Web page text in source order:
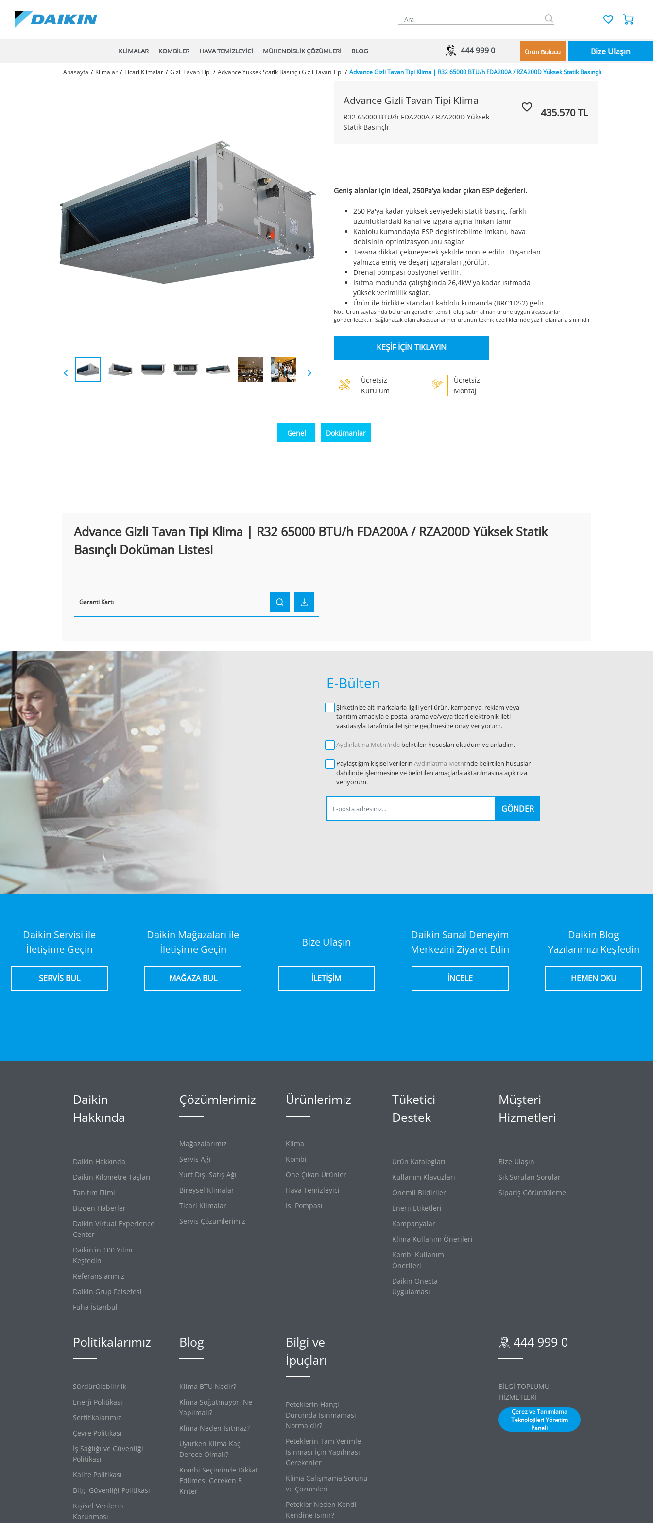
KLİMALAR KOMBİLER HAVA TEMİZLEYİCİ MÜHENDİSLİK ÇÖZÜMLERİ Ürün Bulucu
BLOG Bize Ulaşın
444 999 0
Anasayfa Klimalar Ticari Klimalar Gizli Tavan Tipi Advance Yüksek Statik Basınçlı Gizli Tavan Tipi Advance Gizli Tavan Tipi Klima | R32 65000 BTU/h FDA200A / RZA200D Yüksek Statik Basınçlı
Advance Gizli Tavan Tipi Klima
R32 65000 BTU/h FDA200A / RZA200D Yüksek
Statik Basınçlı
435.570 TL
Geniş alanlar için ideal, 250Pa'ya kadar çıkan ESP değerleri.
250 Pa'ya kadar yüksek seviyedeki statik basınç, farklı
uzunluklardaki kanal ve ızgara agına imkan tanır
Kablolu kumandayla ESP degistirebilme imkanı, hava
debisinin optimizasyonunu saglar
Tavana dikkat çekmeyecek şekilde monte edilir. Dışarıdan
yalnızca emiş ve deşarj ızgaraları görülür.
Drenaj pompası opsiyonel verilir.
Isıtma modunda çalıştığında 26,4kW'ya kadar ısıtmada
yüksek verimlilik sağlar.
Ürün ile birlikte standart kablolu kumanda (BRC1D52) gelir.
Not: Ürün sayfasında bulunan görseller temsili olup satın alınan ürüne uygun aksesuarlar
gönderilecektir. Sağlanacak olan aksesuarlar her ürünün teknik özelliklerinde yazılı olanlarla sınırlıdır.
KEŞİF İÇİN TIKLAYIN
Ücretsiz
Kurulum
Ücretsiz
Montaj
Genel Dokümanlar
Advance Gizli Tavan Tipi Klima | R32 65000 BTU/h FDA200A / RZA200D Yüksek Statik
Basınçlı Doküman Listesi
Garanti Kartı
E-Bülten
Şirketinize ait markalarla ilgili yeni ürün, kampanya, reklam veya
tanıtım amacıyla e-posta, arama ve/veya ticari elektronik ileti
vasıtasıyla tarafımla iletişime geçilmesine onay veriyorum.
Aydınlatma Metni‘nde belirtilen hususları okudum ve anladım.
Paylaştığım kişisel verilerin Aydınlatma Metni’nde belirtilen hususlar
dahilinde işlenmesine ve belirtilen amaçlarla aktarılmasına açık rıza
veriyorum.
GÖNDER
Daikin Servisi ile
İletişime Geçin
SERVİS BUL
Daikin Mağazaları ile
İletişime Geçin
MAĞAZA BUL
Bize Ulaşın
İLETİŞİM
Daikin Sanal Deneyim
Merkezini Ziyaret Edin
İNCELE
Daikin Blog
Yazılarımızı Keşfedin
HEMEN OKU
Daikin
Hakkında
Daikin Hakkında
Daikin Kilometre Taşları
Tanıtım Filmi
Bizden Haberler
Daikin Virtual Experience
Center
Daikin'in 100 Yılını
Keşfedin
Referanslarımız
Daikin Grup Felsefesi
Fuha İstanbul
Politikalarımız
Sürdürülebilirlik
Enerji Politikası
Sertifikalarımız
Çevre Politikası
İş Sağlığı ve Güvenliği
Politikası
Kalite Politikası
Bilgi Güvenliği Politikası
Kişisel Verilerin
Korunması
Çözümlerimiz
Mağazalarımız
Servis Ağı
Yurt Dışı Satış Ağı
Bireysel Klimalar
Ticari Klimalar
Servis Çözümlerimiz
Blog
Klima BTU Nedir?
Klima Soğutmuyor, Ne
Yapılmalı?
Klima Neden Isıtmaz?
Uyurken Klima Kaç
Derece Olmalı?
Kombi Seçiminde Dikkat
Edilmesi Gereken 5
Kriter
Ürünlerimiz
Klima
Kombi
Öne Çıkan Ürünler
Hava Temizleyici
Isı Pompası
Bilgi ve
İpuçları
Peteklerin Hangi
Durumda Isınmaması
Normaldir?
Peteklerin Tam Verimle
Isınması İçin Yapılması
Gerekenler
Klima Çalışmama Sorunu
ve Çözümleri
Petekler Neden Kendi
Kendine Isınır?
Tüketici
Destek
Ürün Katalogları
Kullanım Klavuzları
Önemli Bildiriler
Enerji Etiketleri
Kampanyalar
Klima Kullanım Önerileri
Kombi Kullanım
Önerileri
Daikin Onecta
Uygulaması
Müşteri
Hizmetleri
Bize Ulaşın
Sık Sorulan Sorular
Sipariş Görüntüleme
444 999 0
BİLGİ TOPLUMU
HİZMETLERİ
Çerez ve Tanımlama
Teknolojileri Yönetim
Paneli